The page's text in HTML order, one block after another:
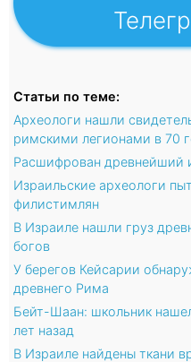
Статьи по теме:
Археологи нашли
римскими легионами в 70
Расшифрован древнейший
Израильские археологи
филистимлян
В Израиле нашли груз
богов
У берегов Кейсарии
древнего Рима
Бейт-Шаан: школьник
лет назад
В Израиле найдены ткани